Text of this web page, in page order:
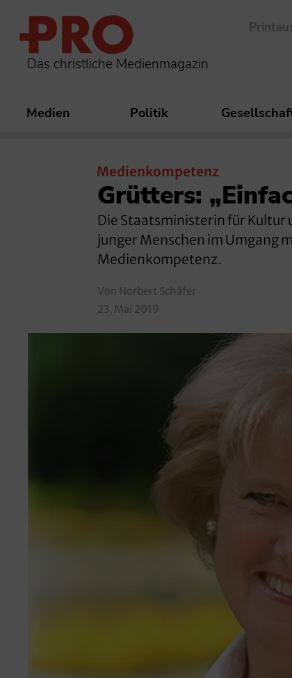
Das christliche Medienmagazin
Medien Politik
Medienkompetenz
Grütters:
Die Staatsministerin für Kultur
junger Menschen im Umgang
Medienkompetenz.
Von Norbert Schäfer
23. Mai 2019